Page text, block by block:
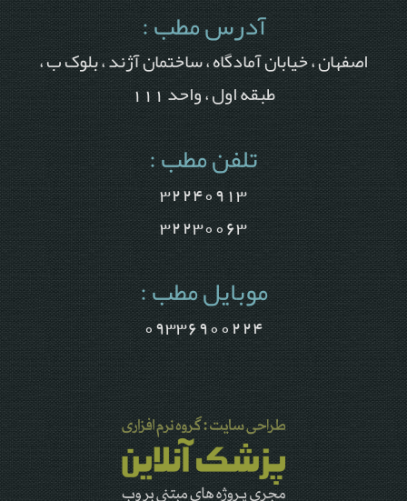
آدرس مطب :
اصفهان ، خیابان آمادگاه ، ساختمان آژند ، بلوک ب ،
طبقه اول ، واحد 111
تلفن مطب :
32240913
32230063
موبایل مطب :
09336900224